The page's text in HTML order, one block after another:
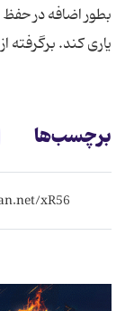
بطور اضافه در حفظ
یاری کند. برگرفته از ITline تنظیم برای تبیان: فاطمه مجدآبادی
برچسب‌ها